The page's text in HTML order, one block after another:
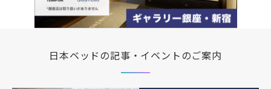
日本ベッドの記事・イベントのご案内